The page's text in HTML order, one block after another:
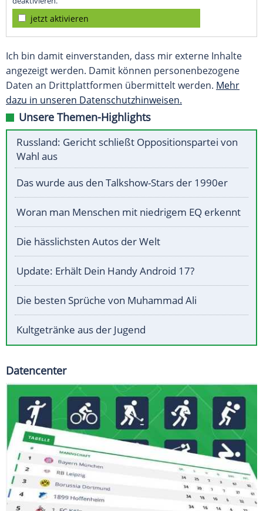
jetzt aktivieren
Ich bin damit einverstanden, dass mir externe Inhalte
angezeigt werden. Damit können personenbezogene
Daten an Drittplattformen übermittelt werden. Mehr
dazu in unseren Datenschutzhinweisen.
Unsere Themen-Highlights
Russland: Gericht schließt Oppositionspartei von
Wahl aus
Das wurde aus den Talkshow-Stars der 1990er
Woran man Menschen mit niedrigem EQ erkennt
Die hässlichsten Autos der Welt
Update: Erhält Dein Handy Android 17?
Die besten Sprüche von Muhammad Ali
Kultgetränke aus der Jugend
Datencenter